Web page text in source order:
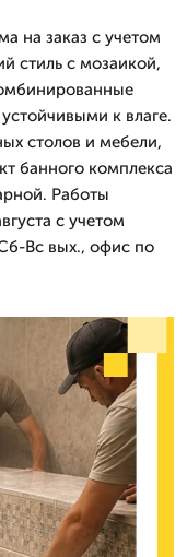
на заказ с учетом
стиль с мозаикой,
к влаге.
столов и мебели,
банного комплекса
Работы
с учетом
Вс вых., офис по